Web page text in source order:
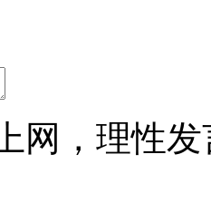
网，理性